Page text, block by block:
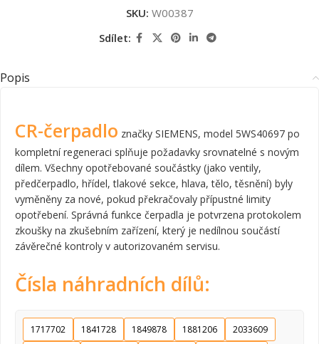
SKU: W00387
Sdílet:
Popis
CR-čerpadlo značky SIEMENS, model 5WS40697 po
kompletní regeneraci splňuje požadavky srovnatelné s novým
dílem. Všechny opotřebované součástky (jako ventily,
předčerpadlo, hřídel, tlakové sekce, hlava, tělo, těsnění) byly
vyměněny za nové, pokud překračovaly přípustné limity
opotřebení. Správná funkce čerpadla je potvrzena protokolem
zkoušky na zkušebním zařízení, který je nedílnou součástí
závěrečné kontroly v autorizovaném servisu.
Čísla náhradních dílů:
1717702 1841728 1849878 1881206
2033609